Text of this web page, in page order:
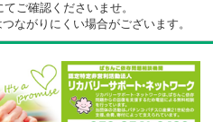
電器を用意しております。
ださい
おります。
てご確認くださいませ。
つながりにくい場合がございます